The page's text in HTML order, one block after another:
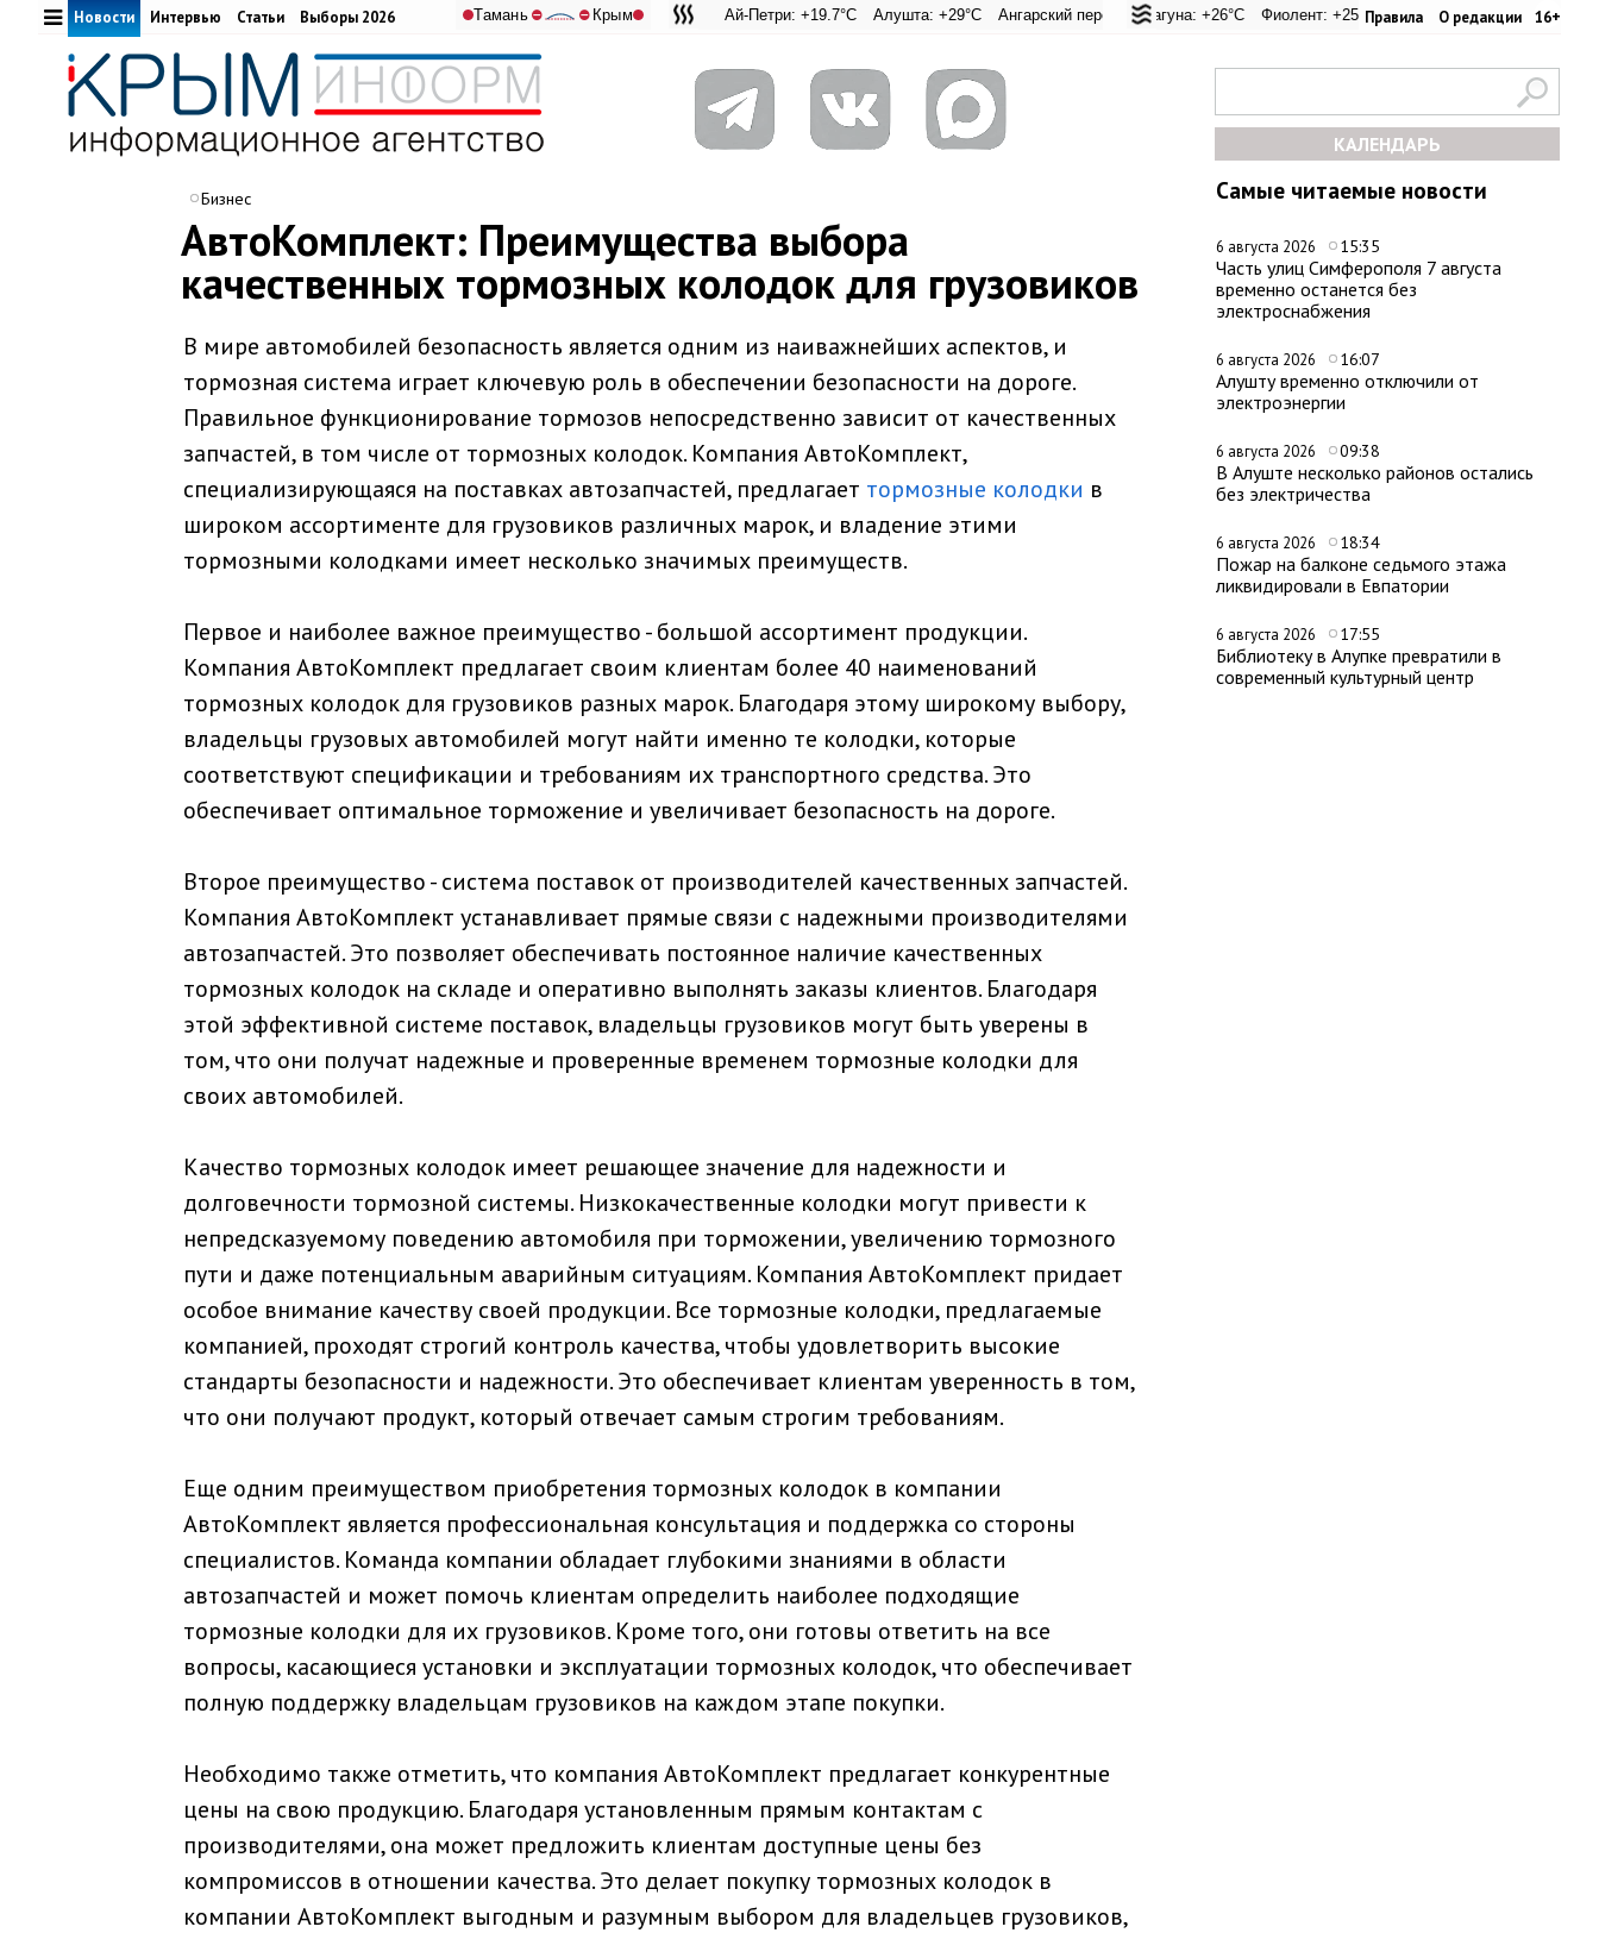
Правила О редакции 16+
Адмиральская Лагуна: +26°C Фиолент: +25.9°C Казачья бухта: +25.9°C Херсонес:
Ай-Петри: +19.7°C Алушта: +29°C Ангарский перевал: +20.9°C Евпатория: +25.4°C Керчь: +30.6°C Никитский сад: +28.4°C
Тамань ⛔ ⛔ Крым
Новости Интервью Статьи Выборы 2026
КАЛЕНДАРЬ
Самые читаемые новости
6 августа 2026 15:35
Часть улиц Симферополя 7 августа
временно останется без
электроснабжения
6 августа 2026 16:07
Алушту временно отключили от
электроэнергии
6 августа 2026 09:38
В Алуште несколько районов остались
без электричества
6 августа 2026 18:34
Пожар на балконе седьмого этажа
ликвидировали в Евпатории
6 августа 2026 17:55
Библиотеку в Алупке превратили в
современный культурный центр
Бизнес
АвтоКомплект: Преимущества выбора
качественных тормозных колодок для грузовиков
В мире автомобилей безопасность является одним из наиважнейших аспектов, и
тормозная система играет ключевую роль в обеспечении безопасности на дороге.
Правильное функционирование тормозов непосредственно зависит от качественных
запчастей, в том числе от тормозных колодок. Компания АвтоКомплект,
специализирующаяся на поставках автозапчастей, предлагает тормозные колодки в
широком ассортименте для грузовиков различных марок, и владение этими
тормозными колодками имеет несколько значимых преимуществ.
Первое и наиболее важное преимущество - большой ассортимент продукции.
Компания АвтоКомплект предлагает своим клиентам более 40 наименований
тормозных колодок для грузовиков разных марок. Благодаря этому широкому выбору,
владельцы грузовых автомобилей могут найти именно те колодки, которые
соответствуют спецификации и требованиям их транспортного средства. Это
обеспечивает оптимальное торможение и увеличивает безопасность на дороге.
Второе преимущество - система поставок от производителей качественных запчастей.
Компания АвтоКомплект устанавливает прямые связи с надежными производителями
автозапчастей. Это позволяет обеспечивать постоянное наличие качественных
тормозных колодок на складе и оперативно выполнять заказы клиентов. Благодаря
этой эффективной системе поставок, владельцы грузовиков могут быть уверены в
том, что они получат надежные и проверенные временем тормозные колодки для
своих автомобилей.
Качество тормозных колодок имеет решающее значение для надежности и
долговечности тормозной системы. Низкокачественные колодки могут привести к
непредсказуемому поведению автомобиля при торможении, увеличению тормозного
пути и даже потенциальным аварийным ситуациям. Компания АвтоКомплект придает
особое внимание качеству своей продукции. Все тормозные колодки, предлагаемые
компанией, проходят строгий контроль качества, чтобы удовлетворить высокие
стандарты безопасности и надежности. Это обеспечивает клиентам уверенность в том,
что они получают продукт, который отвечает самым строгим требованиям.
Еще одним преимуществом приобретения тормозных колодок в компании
АвтоКомплект является профессиональная консультация и поддержка со стороны
специалистов. Команда компании обладает глубокими знаниями в области
автозапчастей и может помочь клиентам определить наиболее подходящие
тормозные колодки для их грузовиков. Кроме того, они готовы ответить на все
вопросы, касающиеся установки и эксплуатации тормозных колодок, что обеспечивает
полную поддержку владельцам грузовиков на каждом этапе покупки.
Необходимо также отметить, что компания АвтоКомплект предлагает конкурентные
цены на свою продукцию. Благодаря установленным прямым контактам с
производителями, она может предложить клиентам доступные цены без
компромиссов в отношении качества. Это делает покупку тормозных колодок в
компании АвтоКомплект выгодным и разумным выбором для владельцев грузовиков,